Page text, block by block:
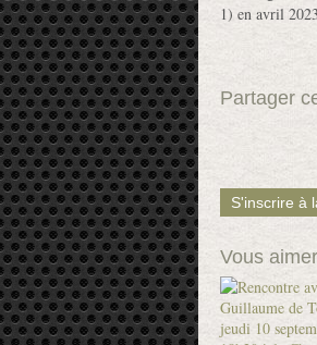
1) en avril
Partager
S'inscrire à
Vous